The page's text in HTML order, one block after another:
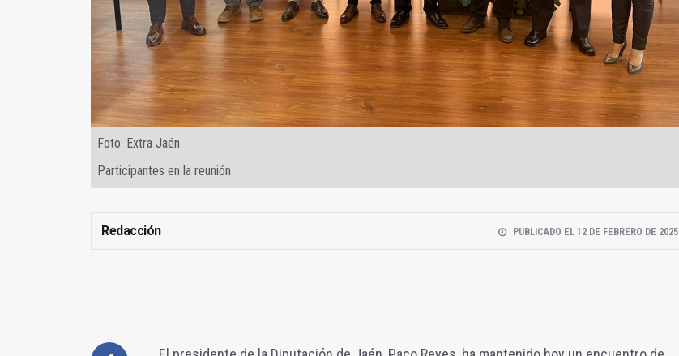
Foto: Extra Jaén
Participantes en la reunión
Redacción PUBLICADO EL 12 DE FEBRERO DE 2025